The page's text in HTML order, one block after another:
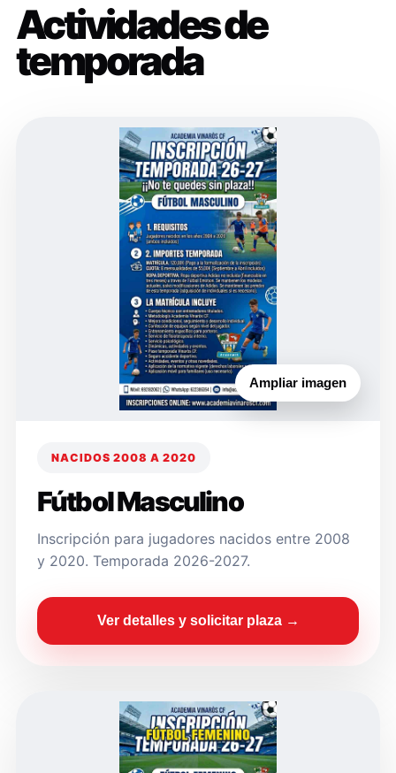
Actividades de
temporada
Ampliar imagen
NACIDOS 2008 A 2020
Fútbol Masculino
Inscripción para jugadores nacidos entre 2008
y 2020. Temporada 2026-2027.
Ver detalles y solicitar plaza →